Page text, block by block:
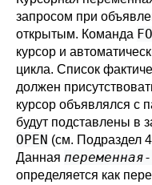
запросом при
открытым. Команда
курсор и
цикла. Список
должен
курсор объявлялся с
будут подставлены в
OPEN (см. Подраздел
Данная
определяется как